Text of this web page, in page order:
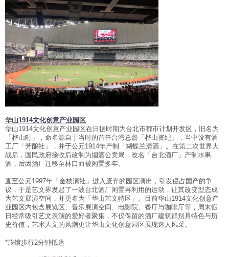
华山1914文化创意产业园区
华山1914文化创意产业园区在日据时期为台北市都市计划开发区，旧名为
「桦山町」，命名源自于当时的首任台湾总督「桦山资纪」，当中设有酒
工厂「芳酿社」，并于公元1914年产制「蝴蝶兰清酒」。在第二次世界大
战后，国民政府接收后改制为烟酒公卖局，改名「台北酒厂」产制水果
酒，后因酒厂迁移至林口而被闲置多年。
直至公元1997年「金枝演社」进入废弃的园区演出，引发侵占国产的争
议，于是艺文界发起了一波台北酒厂闲置再利用的运动，让其改变型态成
为艺文展演空间，并更名为「华山艺文特区」。目前华山1914文化创意产
业园区内包含展览区、音乐展演空间、电影院、餐厅与咖啡厅等，周末假
日经常吸引艺文表演的爱好者聚集，不仅保留的酒厂建筑群别具特色与历
史价值，艺术人文的风潮更让华山文化创意园区展现迷人风采。
*旅馆步行2分钟抵达